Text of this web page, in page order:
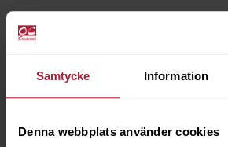
Samtycke Information
Denna webbplats använder cookies